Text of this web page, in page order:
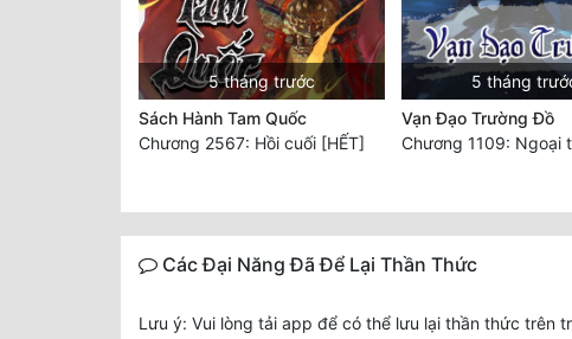
5 tháng trước
Sách Hành Tam Quốc
Chương 2567: Hồi cuối [HẾT]
5 tháng
Vạn Đạo Trường Đồ
Các Đại Năng Đã Để Lại Thần Thức
Lưu ý: Vui lòng tải app để có thể lưu lại thần thức trên